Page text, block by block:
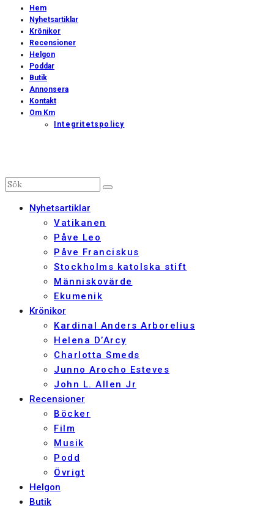
Hem
Nyhetsartiklar
Krönikor
Recensioner
Helgon
Poddar
Butik
Annonsera
Kontakt
Om Km
Integritetspolicy
Nyhetsartiklar
Vatikanen
Påve Leo
Påve Franciskus
Stockholms katolska stift
Människovärde
Ekumenik
Krönikor
Kardinal Anders Arborelius
Helena D’Arcy
Charlotta Smeds
Junno Arocho Esteves
John L. Allen Jr
Recensioner
Böcker
Film
Musik
Podd
Övrigt
Helgon
Butik